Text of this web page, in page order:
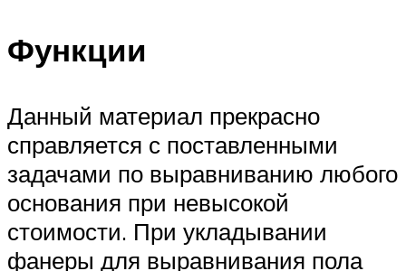
Функции
Данный материал прекрасно
справляется с поставленными
задачами по выравниванию любого
основания при невысокой
стоимости. При укладывании
фанеры для выравнивания пола